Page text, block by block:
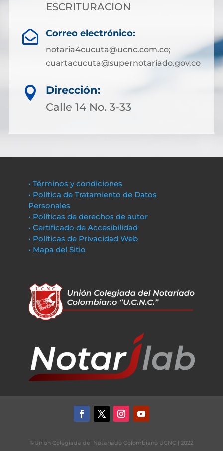
ESCRITURACION
 Correo electrónico:
notaria4cucuta@ucnc.com.co;
cuartacucuta@supernotariado.gov.co

Dirección:
Calle 14 No. 3-33
• Términos y condiciones
• Política de Tratamiento de Datos
Personales
• Políticas de derechos de autor
• Certificado de Accesibilidad
• Políticas de Privacidad Web
• Mapa del Sitio
©Unión Colegiada del Notariado Colombiano UCNC | 2022